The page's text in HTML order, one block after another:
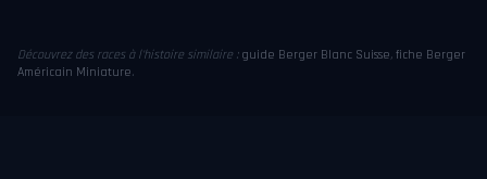
Découvrez des races à l'histoire similaire : guide Berger Blanc Suisse, fiche Berger
Américain Miniature.